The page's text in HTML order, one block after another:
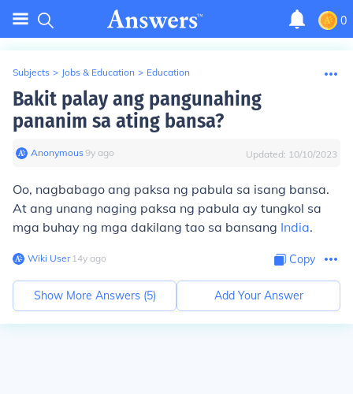
0
Subjects > Jobs & Education > Education
Bakit palay ang pangunahing
pananim sa ating bansa?
Anonymous∙9y ago Updated: 10/10/2023
Oo, nagbabago ang paksa ng pabula sa isang bansa.
At ang unang naging paksa ng pabula ay tungkol sa
mga buhay ng mga dakilang tao sa bansang India.
Wiki User∙14y ago Copy
Show More Answers (5) Add Your Answer